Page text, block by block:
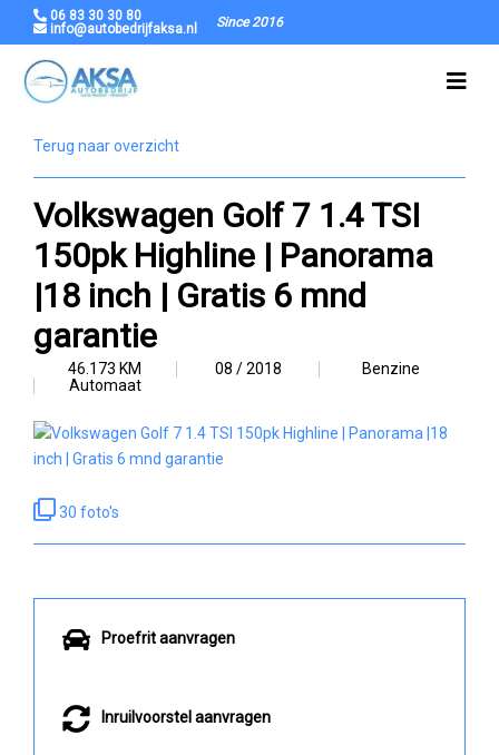
06 83 30 30 80
info@autobedrijfaksa.nl
Since 2016
Terug naar overzicht
Volkswagen Golf 7 1.4 TSI
150pk Highline | Panorama
|18 inch | Gratis 6 mnd
garantie
46.173 KM 08 / 2018
Benzine
Automaat
30 foto's
Proefrit aanvragen
Inruilvoorstel aanvragen